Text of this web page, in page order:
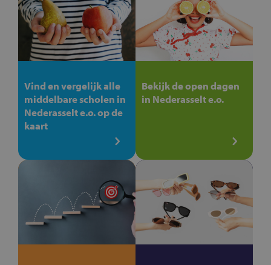
Vind en vergelijk alle
middelbare scholen in
Nederasselt e.o. op de
kaart
Bekijk de open dagen
in Nederasselt e.o.